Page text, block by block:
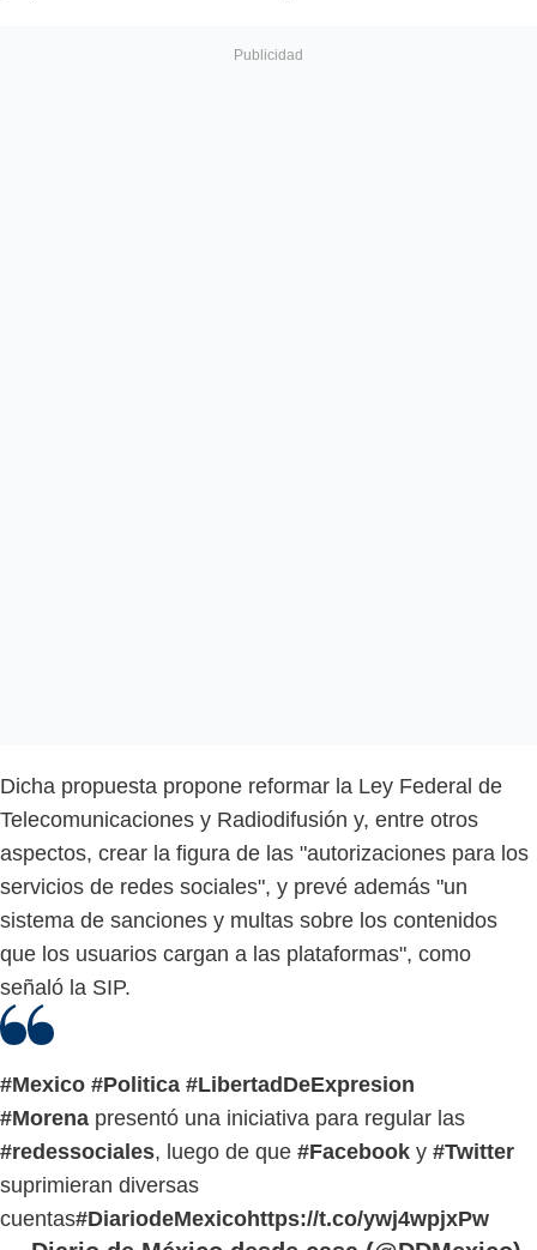
Dicha propuesta propone reformar la Ley Federal de
Telecomunicaciones y Radiodifusión y, entre otros
aspectos, crear la figura de las "autorizaciones para los
servicios de redes sociales", y prevé además "un
sistema de sanciones y multas sobre los contenidos
que los usuarios cargan a las plataformas", como
señaló la SIP.
#Mexico #Politica #LibertadDeExpresion
#Morena presentó una iniciativa para regular las
#redessociales, luego de que #Facebook y #Twitter
suprimieran diversas
cuentas#DiariodeMexicohttps://t.co/ywj4wpjxPw